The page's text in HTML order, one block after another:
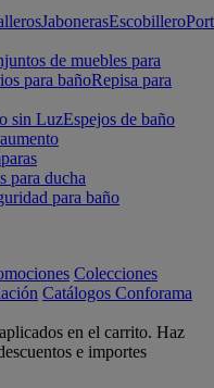
JabonerasEscobillero
de muebles para
para bañoRepisa para
sin LuzEspejos de baño
para ducha
para baño
Colecciones
Catálogos Conforama
en el carrito. Haz
e importes